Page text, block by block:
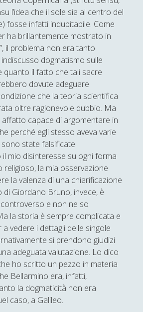
Pili
l’idea che il sole sia al centro del
fosse infatti indubitabile. Come
ha brillantemente mostrato in
il problema non era tanto
indiscusso dogmatismo sulle
quanto il fatto che tali sacre
dovute adeguare
che la teoria scientifica
oltre ragionevole dubbio. Ma
capace di argomentare in
perché egli stesso aveva varie
state falsificate.
mio disinteresse su ogni forma
religioso, la mia osservazione
la valenza di una chiarificazione
di Giordano Bruno, invece, è
e non ne so
la storia è sempre complicata e
vedere i dettagli delle singole
si prendono giudizi
adeguata valutazione. Lo dico
ho scritto un pezzo in materia
Bellarmino era, infatti,
la dogmaticità non era
caso, a Galileo.